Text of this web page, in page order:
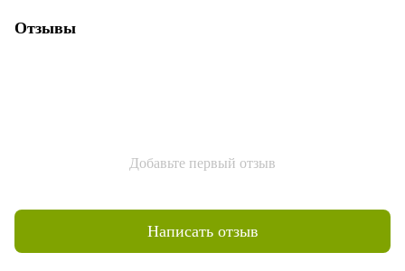
Отзывы
Добавьте первый отзыв
Написать отзыв